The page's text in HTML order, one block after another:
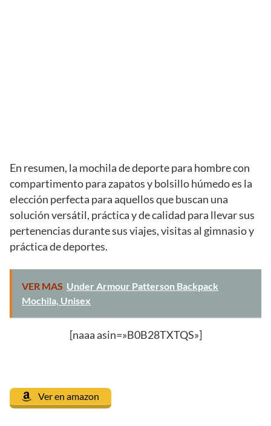
En resumen, la mochila de deporte para hombre con
compartimento para zapatos y bolsillo húmedo es la
elección perfecta para aquellos que buscan una
solución versátil, práctica y de calidad para llevar sus
pertenencias durante sus viajes, visitas al gimnasio y
práctica de deportes.
VER MAS Under Armour Patterson Backpack
Mochila, Unisex
[naaa asin=»B0B28TXTQS»]
Ver en amazon